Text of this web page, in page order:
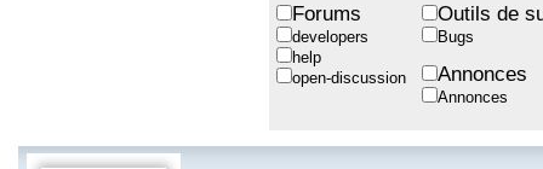
Forums
developers
help
open-discussion
Outils de
Bugs
Annonces
Annonces